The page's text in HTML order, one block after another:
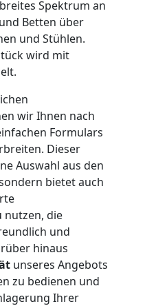
Spektrum an
Betten über
und Stühlen.
wird mit
wir Ihnen nach
Formulars
Dieser
Auswahl aus den
bietet auch
nutzen, die
und
hinaus
unseres Angebots
zu bedienen und
Ihrer